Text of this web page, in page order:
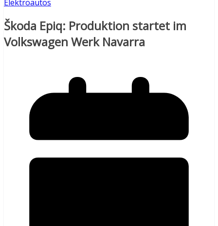
Elektroautos
Škoda Epiq: Produktion startet im
Volkswagen Werk Navarra